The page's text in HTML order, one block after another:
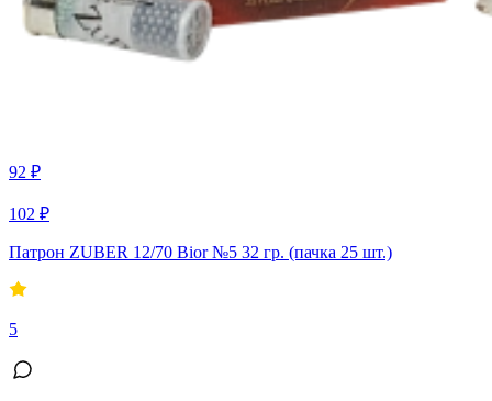
92 ₽
102 ₽
Патрон ZUBER 12/70 Bior №5 32 гр. (пачка 25 шт.)
5